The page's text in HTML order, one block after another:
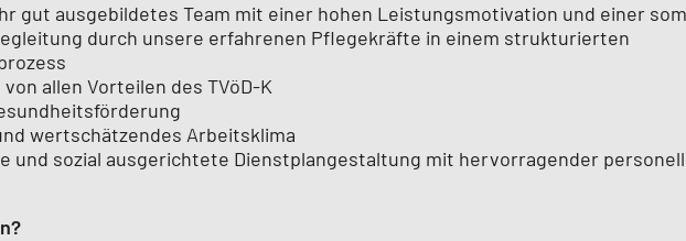
gut ausgebildetes Team mit einer hohen Leistungsmotivation und einer
durch unsere erfahrenen Pflegekräfte in einem strukturierten
allen Vorteilen des TVöD-K
wertschätzendes Arbeitsklima
und sozial ausgerichtete Dienstplangestaltung mit hervorragender